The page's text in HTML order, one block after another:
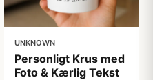
UNKNOWN
Personligt Krus med
Foto & Kærlig Tekst